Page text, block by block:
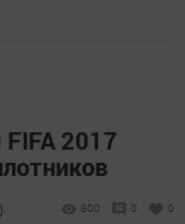
2017
800 0 0